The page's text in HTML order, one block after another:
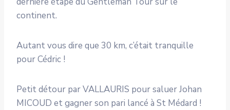
continent.
Autant vous dire que 30 km, c’était tranquille
pour Cédric !
Petit détour par VALLAURIS pour saluer Johan
MICOUD et gagner son pari lancé à St Médard !